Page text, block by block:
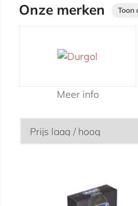
Onze merken Toon
Meer info